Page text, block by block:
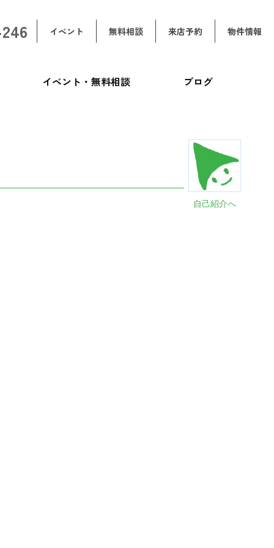
イベント 無料相談 来店予約 物件情報
イベント・無料相談 ブログ
自己紹介へ